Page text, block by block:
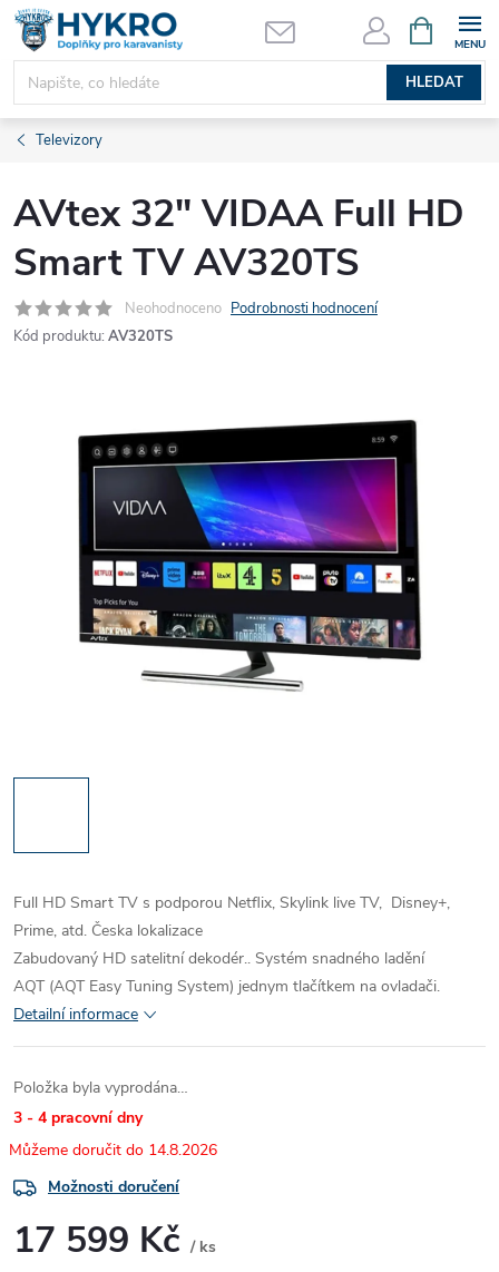
Přejít
obsah
HLEDAT
NÁKUPNÍ
KOŠÍK
Televizory
AVtex 32" VIDAA Full HD
Smart TV AV320TS
Neohodnoceno Podrobnosti hodnocení
Kód produktu: AV320TS
Full HD Smart TV s podporou Netflix, Skylink live TV, Disney+,
Prime, atd. Česka lokalizace
Zabudovaný HD satelitní dekodér.. Systém snadného ladění
AQT (AQT Easy Tuning System) jednym tlačítkem na ovladači.
Detailní informace
Položka byla vyprodána…
3 - 4 pracovní dny
14.8.2026
Možnosti doručení
17 599 Kč / ks